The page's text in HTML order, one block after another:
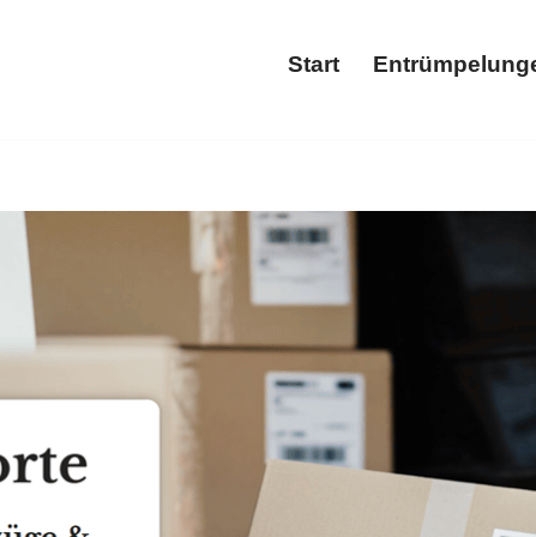
Start
✓Wohnungsauflösung, Entrümpelungsfirma,
✓Wohnungsauflösung oder ✓Entsorgung in
die Zukunft ✉.